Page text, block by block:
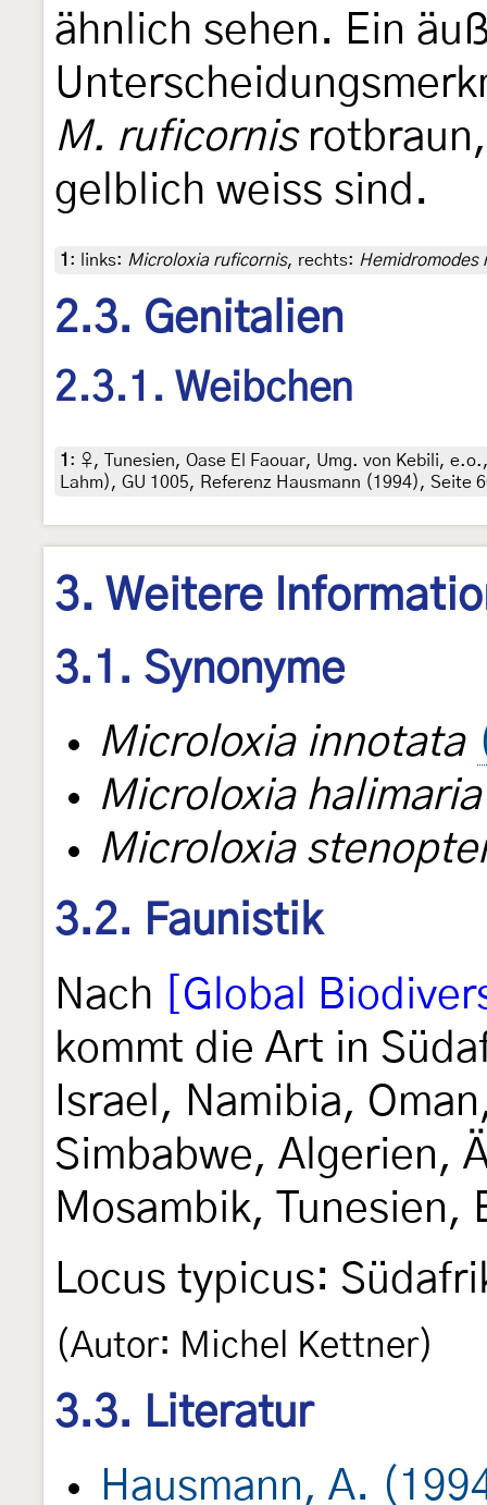
ähnlich sehen. Ein
M. ruficornis
gelblich weiss sind.
1 : links: Microloxia ruficornis, rechts: Hemidromodes
2.3. Genitalien
2.3.1. Weibchen
1 : ♀, Tunesien, Oase El Faouar, Umg. von Kebili,
Lahm), GU 1005, Referenz Hausmann (1994), Seite
3. Weitere
3.1. Synonyme
Microloxia innotata
Microloxia halimaria
Microloxia
3.2. Faunistik
Nach
[Global
kommt die Art in
Israel, Namibia,
Simbabwe, Algerien,
Mosambik, Tunesien,
Locus typicus:
(Autor: Michel Kettner)
3.3. Literatur
Hausmann, A.